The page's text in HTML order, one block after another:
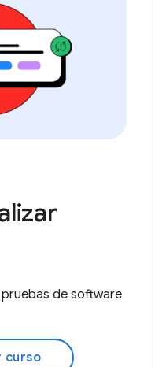
de software
curso